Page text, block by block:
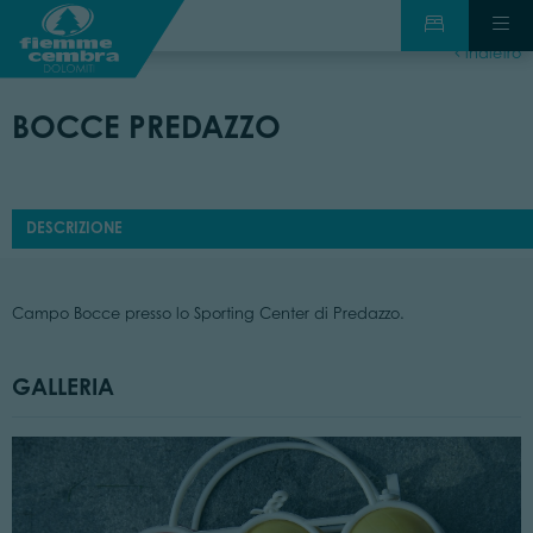
indietro
BOCCE PREDAZZO
DESCRIZIONE
Campo Bocce presso lo Sporting Center di Predazzo.
GALLERIA